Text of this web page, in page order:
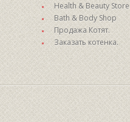
Health & Beauty Store
Bath & Body Shop
Продажа Котят.
Заказать котенка.